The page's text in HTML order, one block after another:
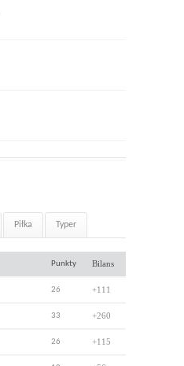
Piłka Typer
Punkty Bilans
26 +111
33 +260
26 +115